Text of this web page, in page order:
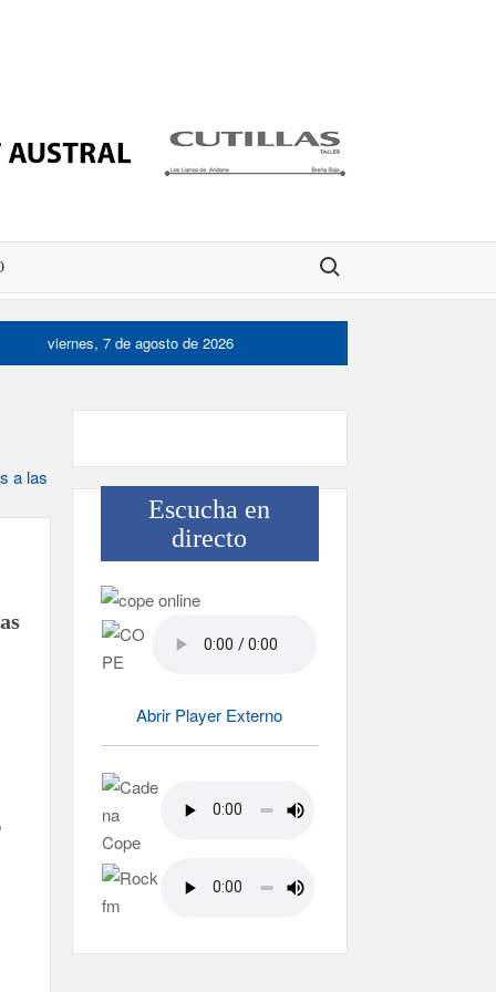
Buscar:
viernes, 7 de agosto de 2026
Escucha en
directo
Abrir Player Externo